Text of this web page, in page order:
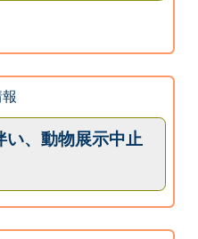
い、動物展示中止